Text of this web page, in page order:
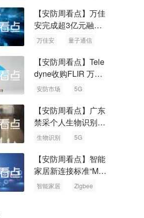
【安防周看点】万佳
安完成超3亿元融资
国内首批量子通信标
万佳安 量子通信
【安防周看点】Tele
dyne收购FLIR 万物
云新品牌“万御安防”
安防市场 5G
【安防周看点】广东
禁采个人生物识别信
息 中国5G基站占全
生物识别 5G
【安防周看点】智能
家居新连接标准“Matt
er” Zigbee联盟更名
智能家居 Zigbee